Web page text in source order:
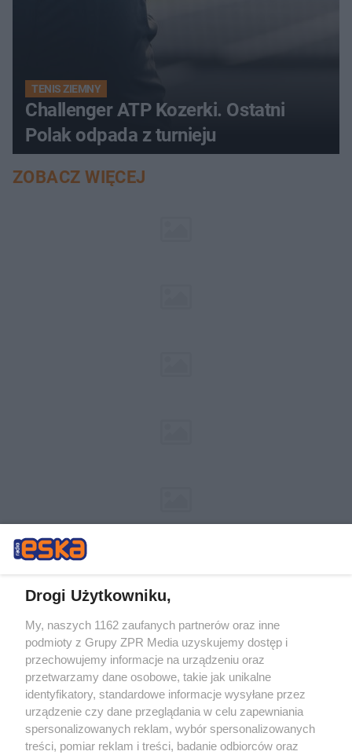
TENIS ZIEMNY
Challenger ATP Kozerki. Ostatni
Polak odpada z turnieju
ZOBACZ WIĘCEJ
Żaden utwór zamieszczony w serwisie nie może być powielany i
rozpowszechniany lub dalej rozpowszechniany w jakikolwiek sposób (w
tym także elektroniczny lub mechaniczny) na jakimkolwiek polu
eksploatacji w jakiejkolwiek formie, włącznie z umieszczaniem w
Internecie bez pisemnej zgody właściciela praw. Jakiekolwiek użycie lub
wykorzystanie utworów w całości lub w części z naruszeniem prawa,
tzn. bez właściwej zgody, jest zabronione pod groźbą kary i może być
ścigane prawnie.
Drogi Użytkowniku,
My, naszych 1162 zaufanych partnerów oraz inne
podmioty z Grupy ZPR Media uzyskujemy dostęp i
przechowujemy informacje na urządzeniu oraz
przetwarzamy dane osobowe, takie jak unikalne
identyfikatory, standardowe informacje wysyłane przez
urządzenie czy dane przeglądania w celu zapewniania
spersonalizowanych reklam, wybór spersonalizowanych
treści, pomiar reklam i treści, badanie odbiorców oraz